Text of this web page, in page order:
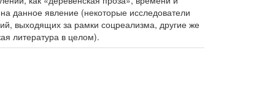
данное явление (некоторые исследователи
выходящих за рамки соцреализма, другие же
литература в целом).